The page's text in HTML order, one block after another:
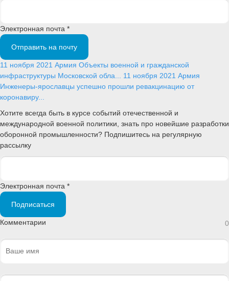
Электронная почта *
Отправить на почту
11 ноября 2021 Армия Объекты военной и гражданской
инфраструктуры Московской обла... 11 ноября 2021 Армия
Инженеры-ярославцы успешно прошли ревакцинацию от
коронавиру...
Хотите всегда быть в курсе событий отечественной и
международной военной политики, знать про новейшие разработки
оборонной промышленности? Подпишитесь на регулярную
рассылку
Электронная почта *
Подписаться
Комментарии 0